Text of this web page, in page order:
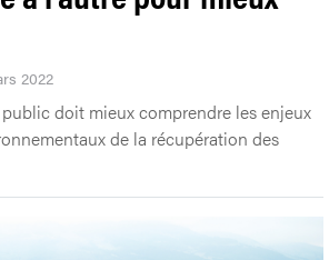
2022
doit mieux comprendre les enjeux
de la récupération des